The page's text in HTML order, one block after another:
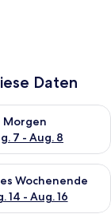
Daten
Aug. 6 - Aug. 7.
Morgen
7 - Aug. 8
Verfügbarkeit
Aug. 7
Wochenende
14 - Aug. 16
Verfügbarkeit